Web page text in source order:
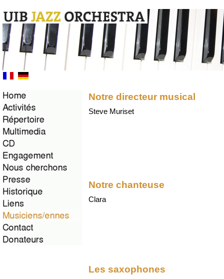
Notre directeur musical
Steve Muriset
Notre chanteuse
Clara
Les saxophones